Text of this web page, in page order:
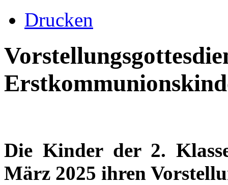
Drucken
Die Kinder der 2.
März 2025 ihren